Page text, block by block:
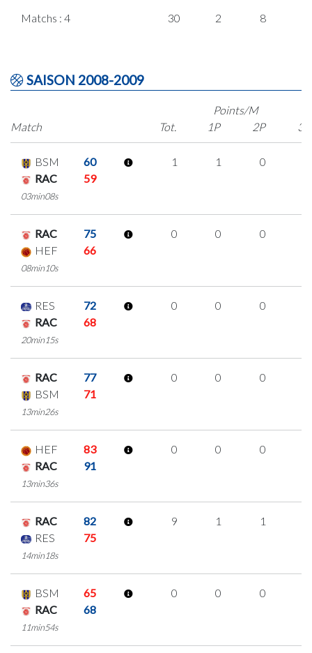
Matchs : 4 30 2 8
SAISON 2008-2009
Match
Points/M
Tot.
1P 2P 3P
BSM
60
RAC
59
03min08s
1 1 0
RAC
75
HEF
66
08min10s
0 0 0
RES
72
RAC
68
20min15s
0 0 0
RAC
77
BSM
71
13min26s
0 0 0
HEF
83
RAC
91
13min36s
0 0 0
RAC
82
RES
75
14min18s
9 1 1
BSM
65
RAC
68
11min54s
0 0 0